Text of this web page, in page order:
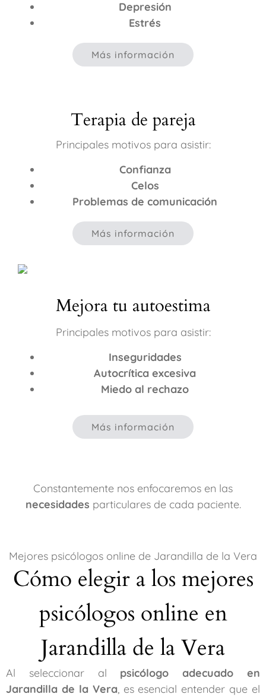
Depresión
Estrés
Más información
Terapia de pareja
Principales motivos para asistir:
Confianza
Celos
Problemas de comunicación
Más información
Mejora tu autoestima
Principales motivos para asistir:
Inseguridades
Autocrítica excesiva
Miedo al rechazo
Más información
Constantemente nos enfocaremos en las
necesidades particulares de cada paciente.
Mejores psicólogos online de Jarandilla de la Vera
Cómo elegir a los mejores
psicólogos online en
Jarandilla de la Vera
Al seleccionar al psicólogo adecuado en
Jarandilla de la Vera, es esencial entender que el